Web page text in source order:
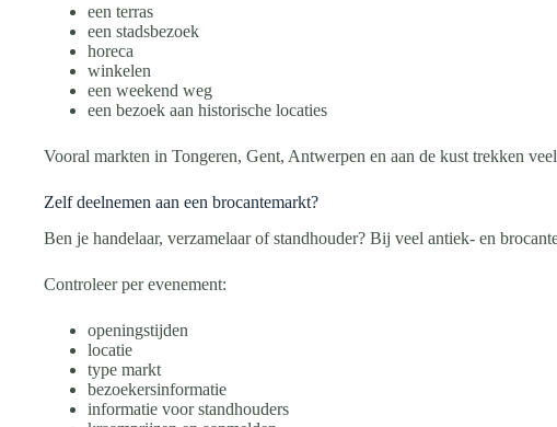
een terras
een stadsbezoek
horeca
winkelen
een weekend weg
een bezoek aan historische locaties
Vooral markten in Tongeren, Gent, Antwerpen en aan de kust trekken
Zelf deelnemen aan een brocantemarkt?
Ben je handelaar, verzamelaar of standhouder? Bij veel antiek- en
Controleer per evenement:
openingstijden
locatie
type markt
bezoekersinformatie
informatie voor standhouders